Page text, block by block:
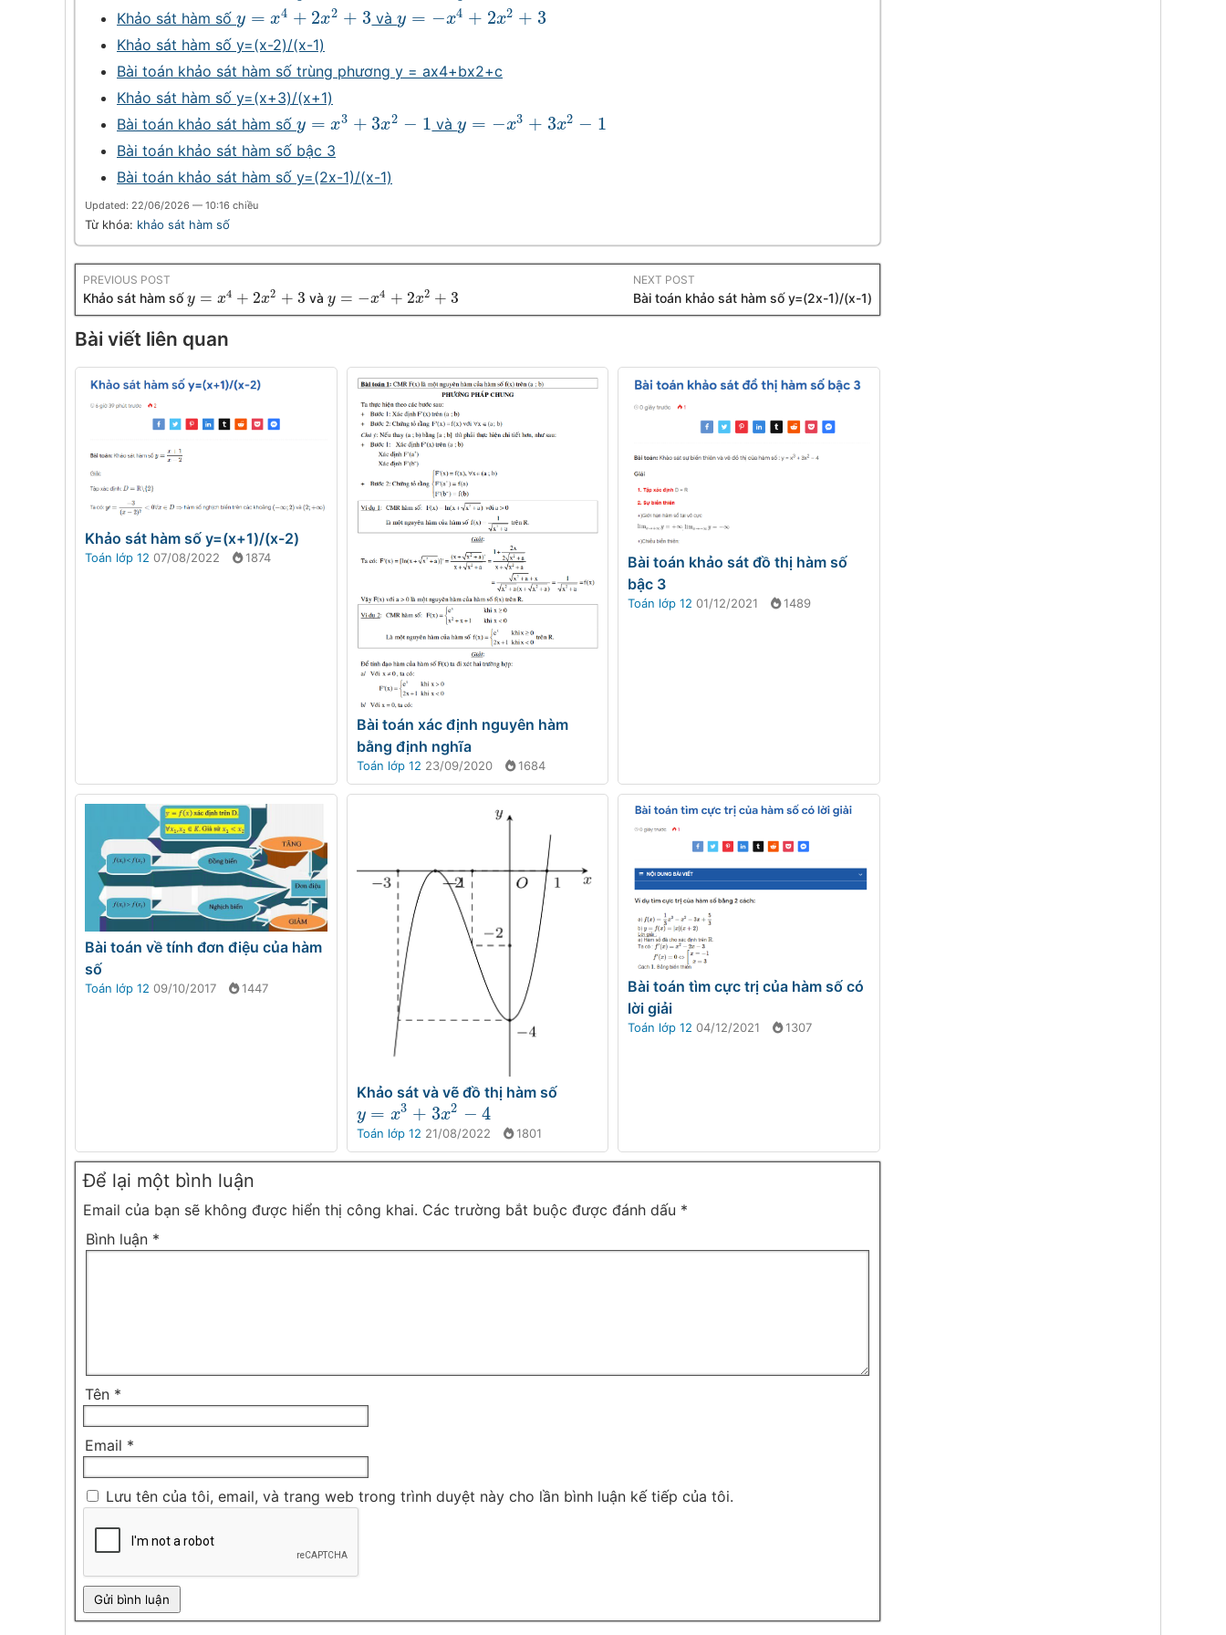
Khảo sát hàm số y = x4 + 2x2 + 3
y=x4 +2 x2 +3 vày = −x4 + 2x2 + 3
y=−x4+2x2+3
Khảo sát hàm số y=(x-2)/(x-1)
Bài toán khảo sát hàm số trùng phương y = ax4+bx2+c
Khảo sát hàm số y=(x+3)/(x+1)
Bài toán khảo sát hàm số y = x3 + 3x2 − 1
y=x3 +3 x2 −1 vày = −x3 + 3x2 − 1
y=−x3+3x2−1
Bài toán khảo sát hàm số bậc 3
Bài toán khảo sát hàm số y=(2x-1)/(x-1)
Updated: 22/06/2026 — 10:16 chiều
Từ khóa: khảo sát hàm số
PREVIOUS POST
Khảo sát hàm sốy = x4 + 2x2 + 3
y=x4 +2 x2 +3 vày = −x4 + 2x2 + 3
y=−x 4+2x 2+ 3
NEXT POST
Bài toán khảo sát hàm số y=(2x-1)/(x-1)
Bài viết liên quan
Khảo sát hàm số y=(x+1)/(x-2)
Toán lớp 12 07/08/2022 1874
Bài toán xác định nguyên hàm
bằng định nghĩa
Toán lớp 12 23/09/2020 1684
Bài toán khảo sát đồ thị hàm số
bậc 3
Toán lớp 12 01/12/2021 1489
Bài toán về tính đơn điệu của hàm
số
Toán lớp 12 09/10/2017 1447
Khảo sát và vẽ đồ thị hàm số
y = x3 + 3x2 − 4
y=x3 +3 x2 −4
Toán lớp 12 21/08/2022 1801
Bài toán tìm cực trị của hàm số có
lời giải
Toán lớp 12 04/12/2021 1307
Để lại một bình luận
Email của bạn sẽ không được hiển thị công khai. Các trường bắt buộc được đánh dấu *
Bình luận *
Tên *
Email *
Lưu tên của tôi, email, và trang web trong trình duyệt này cho lần bình luận kế tiếp của tôi.